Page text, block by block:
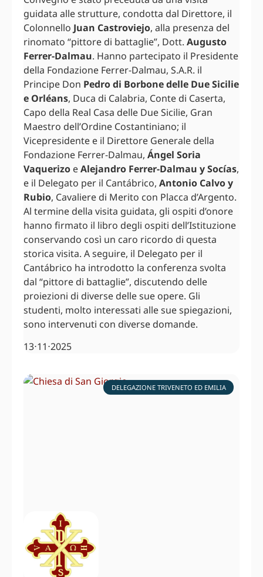
guidata alle strutture, condotta dal Direttore, il
Colonnello Juan Castroviejo, alla presenza del
rinomato “pittore di battaglie”, Dott. Augusto
Ferrer-Dalmau. Hanno partecipato il Presidente
della Fondazione Ferrer-Dalmau, S.A.R. il
Principe Don Pedro di Borbone delle Due Sicilie
e Orléans, Duca di Calabria, Conte di Caserta,
Capo della Real Casa delle Due Sicilie, Gran
Maestro dell’Ordine Costantiniano; il
Vicepresidente e il Direttore Generale della
Fondazione Ferrer-Dalmau, Ángel Soria
Vaquerizo eAlejandro Ferrer-Dalmau y Socías,
e il Delegato per il Cantábrico, Antonio Calvo y
Rubio, Cavaliere di Merito con Placca d’Argento.
Al termine della visita guidata, gli ospiti d’onore
hanno firmato il libro degli ospiti dell’Istituzione
conservando così un caro ricordo di questa
storica visita. A seguire, il Delegato per il
Cantábrico ha introdotto la conferenza svolta
dal “pittore di battaglie”, discutendo delle
proiezioni di diverse delle sue opere. Gli
studenti, molto interessati alle sue spiegazioni,
sono intervenuti con diverse domande.
13⋅11⋅2025
DELEGAZIONE TRIVENETO ED EMILIA